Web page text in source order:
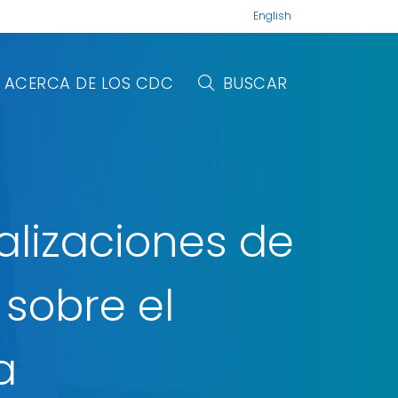
English
ACERCA DE LOS CDC BUSCAR
de
el
de
de